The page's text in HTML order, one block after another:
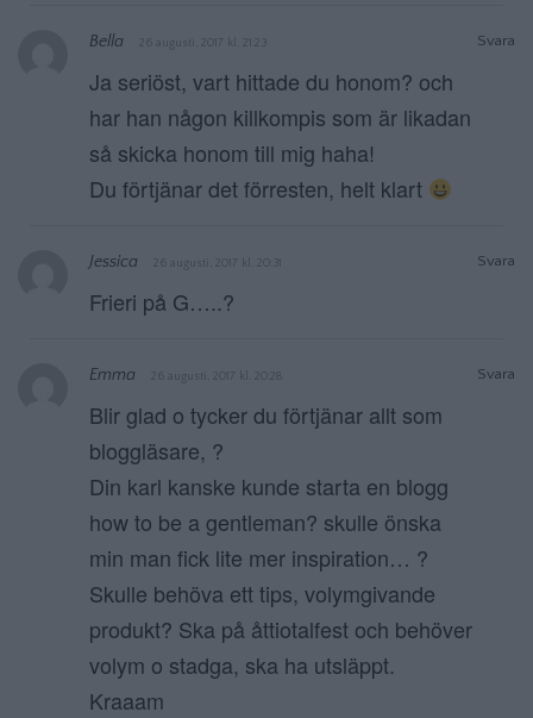
Svara
Bella 26 augusti, 2017 kl. 21:23
Ja seriöst, vart hittade du honom? och
har han någon killkompis som är likadan
så skicka honom till mig haha!
Du förtjänar det förresten, helt klart
Svara
Jessica 26 augusti, 2017 kl. 20:31
Frieri på G…..?
Svara
Emma 26 augusti, 2017 kl. 20:28
Blir glad o tycker du förtjänar allt som
bloggläsare, ?
Din karl kanske kunde starta en blogg
how to be a gentleman? skulle önska
min man fick lite mer inspiration… ?
Skulle behöva ett tips, volymgivande
produkt? Ska på åttiotalfest och behöver
volym o stadga, ska ha utsläppt.
Kraaam